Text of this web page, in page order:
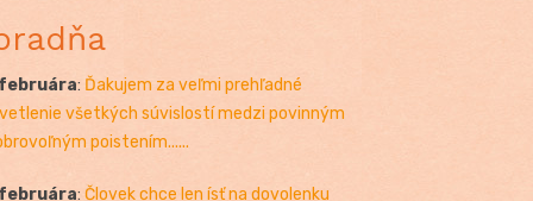
februára: Ďakujem za veľmi prehľadné
všetkých súvislostí medzi povinným
poistením......
februára: Človek chce len ísť na dovolenku